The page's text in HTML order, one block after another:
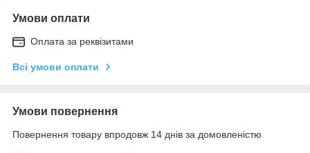
Умови оплати
Оплата за реквізитами
Всі умови оплати
Умови повернення
Повернення товару впродовж 14 днів за домовленістю